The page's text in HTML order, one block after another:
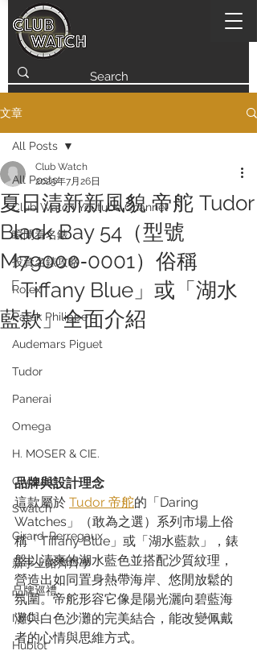
文章
All Posts
Club Watch Youtube Channel
瞬間看名錶
投資名錶攻略
Rolex
Patek Philippe
Audemars Piguet
Tudor
Panerai
Omega
H. MOSER & CIE.
Chopard
Swatch
Girard-Perregaux
新手上路齊齊學
品牌巡禮
IWC
Hublot
All Posts
夏日清新新風貌 帝舵 Tudor
Black Bay 54（型號
M79000‑0001）俗稱
「Tiffany Blue」或「湖水
藍款」全面介紹
Club Watch
2025年7月26日
品牌與設計理念
這款屬於 Tudor 帝舵的「Daring
Watches」（敢為之選）系列市場上俗
稱「Tiffany Blue」或「湖水藍款」，錶
盤以清爽的湖水藍色並搭配沙質紋理，
營造出如同置身熱帶海岸、悠閒放鬆的
氛圍。帝舵形容它像是陽光灑向碧藍海
灘與白色沙灘的完美結合，能改變佩戴
者的心情與思維方式。